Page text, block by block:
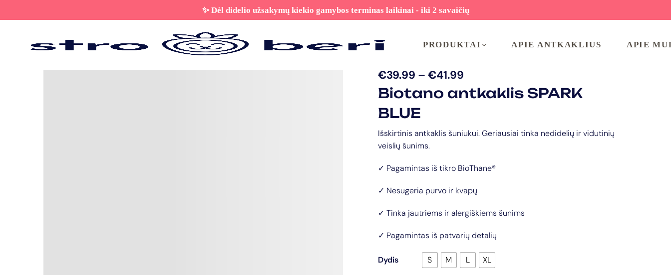
✨ Dėl didelio užsakymų kiekio gamybos terminas laikinai - iki 2 savaičių
PRODUKTAI APIE ANTKAKLIUS APIE
€39.99 – €41.99
Biotano antkaklis SPARK
BLUE
Išskirtinis antkaklis šuniukui. Geriausiai tinka nedidelių ir vidutinių
veislių šunims.
✓ Pagamintas iš tikro BioThane®
✓ Nesugeria purvo ir kvapų
✓ Tinka jautriems ir alergiškiems šunims
✓ Pagamintas iš patvarių detalių
Dydis S M L XL